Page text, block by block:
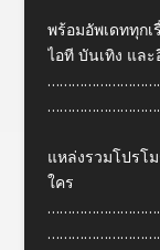
พร้อมอัพเดททุก
ไอที บันเทิง แล
แหล่งรวมโปรโ
ใคร